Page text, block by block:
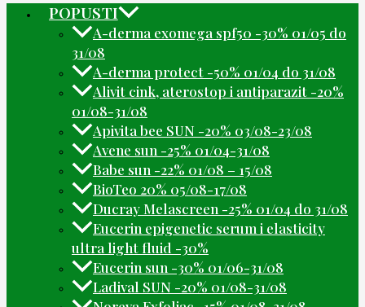
POPUSTI
A-derma exomega spf50 -30% 01/05 do
31/08
A-derma protect -50% 01/04 do 31/08
Alivit cink, aterostop i antiparazit -20%
01/08-31/08
Apivita bee SUN -20% 03/08-23/08
Avene sun -25% 01/04-31/08
Babe sun -22% 01/08 – 15/08
BioTeo 20% 05/08-17/08
Ducray Melascreen -25% 01/04 do 31/08
Eucerin epigenetic serum i elasticity
ultra light fluid -30%
Eucerin sun -30% 01/06-31/08
Ladival SUN -20% 01/08-31/08